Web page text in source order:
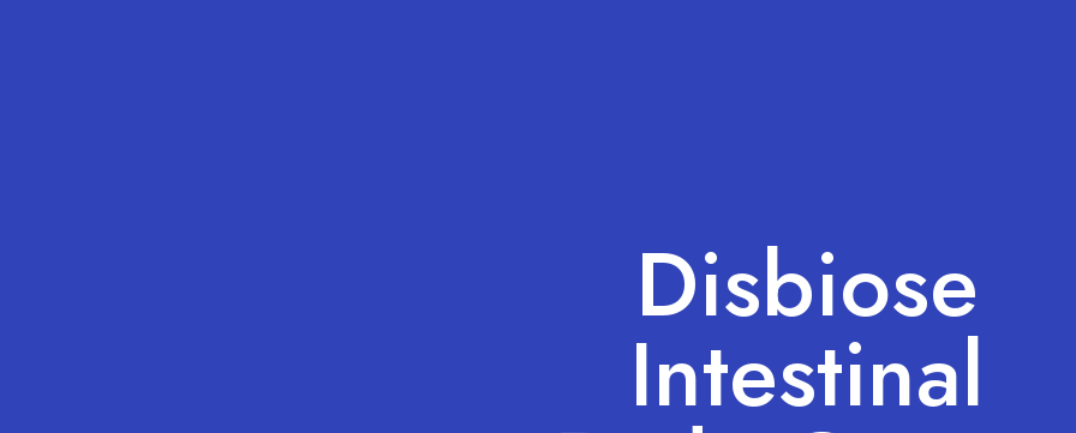
Disbiose
Intestinal